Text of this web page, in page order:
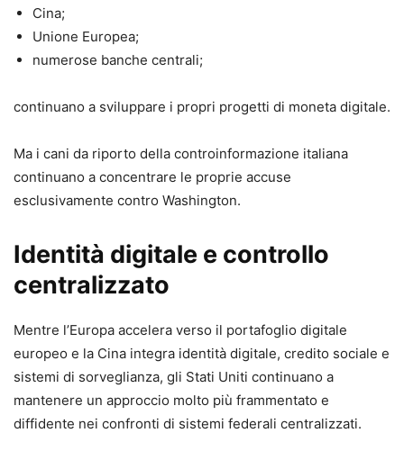
Cina;
Unione Europea;
numerose banche centrali;
continuano a sviluppare i propri progetti di moneta digitale.
Ma i cani da riporto della controinformazione italiana
continuano a concentrare le proprie accuse
esclusivamente contro Washington.
Identità digitale e controllo
centralizzato
Mentre l’Europa accelera verso il portafoglio digitale
europeo e la Cina integra identità digitale, credito sociale e
sistemi di sorveglianza, gli Stati Uniti continuano a
mantenere un approccio molto più frammentato e
diffidente nei confronti di sistemi federali centralizzati.